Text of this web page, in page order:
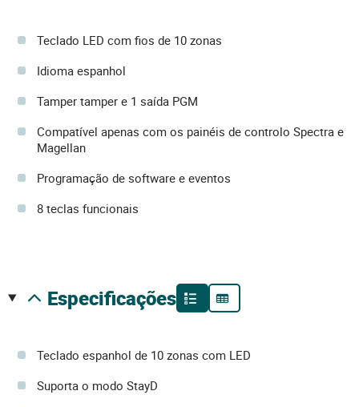
Teclado LED com fios de 10 zonas
Idioma espanhol
Tamper tamper e 1 saída PGM
Compatível apenas com os painéis de controlo Spectra e
Magellan
Programação de software e eventos
8 teclas funcionais
especificações
Teclado espanhol de 10 zonas com LED
Suporta o modo StayD